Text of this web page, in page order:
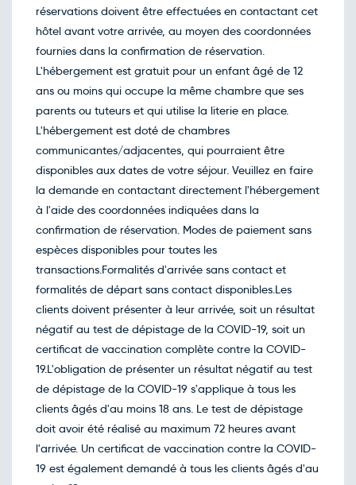
réservations doivent être effectuées en contactant cet
hôtel avant votre arrivée, au moyen des coordonnées
fournies dans la confirmation de réservation.
L'hébergement est gratuit pour un enfant âgé de 12
ans ou moins qui occupe la même chambre que ses
parents ou tuteurs et qui utilise la literie en place.
L'hébergement est doté de chambres
communicantes/adjacentes, qui pourraient être
disponibles aux dates de votre séjour. Veuillez en faire
la demande en contactant directement l'hébergement
à l'aide des coordonnées indiquées dans la
confirmation de réservation. Modes de paiement sans
espèces disponibles pour toutes les
transactions.Formalités d'arrivée sans contact et
formalités de départ sans contact disponibles.Les
clients doivent présenter à leur arrivée, soit un résultat
négatif au test de dépistage de la COVID-19, soit un
certificat de vaccination complète contre la COVID-
19.L'obligation de présenter un résultat négatif au test
de dépistage de la COVID-19 s'applique à tous les
clients âgés d'au moins 18 ans. Le test de dépistage
doit avoir été réalisé au maximum 72 heures avant
l'arrivée. Un certificat de vaccination contre la COVID-
19 est également demandé à tous les clients âgés d'au